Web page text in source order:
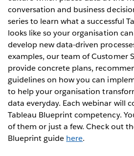
conversation and business
series to learn what a successful
looks like so your organisation
develop new data-driven
examples, our team of Customer
provide concrete plans,
guidelines on how you can
to help your organisation
data everyday. Each webinar will
Tableau Blueprint competency.
of them or just a few. Check out
Blueprint guide here.